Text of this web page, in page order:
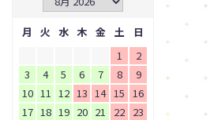
月 火 水 木 金 土
日
1
2
3
4 5 6 7 8
9
10 11 12 13 14 15
16
17 18 19 20 21 22 23